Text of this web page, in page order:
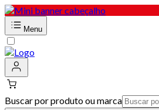
Menu
Buscar por produto ou marca